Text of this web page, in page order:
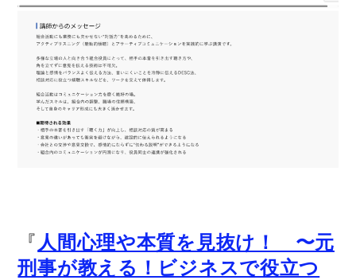
『 人間心理や本質を見抜け！ 〜元
刑事が教える！ビジネスで役立つ